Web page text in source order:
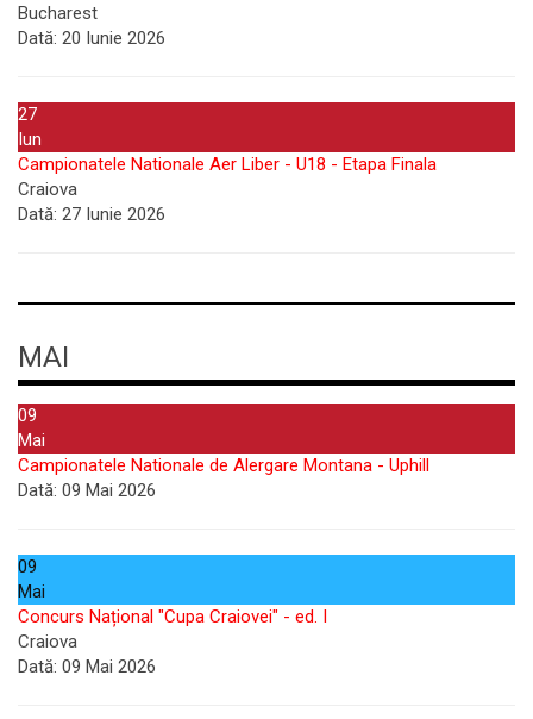
Bucharest
Dată: 20 Iunie 2026
27
Iun
Campionatele Nationale Aer Liber - U18 - Etapa Finala
Craiova
Dată: 27 Iunie 2026
MAI
09
Mai
Campionatele Nationale de Alergare Montana - Uphill
Dată: 09 Mai 2026
09
Mai
Concurs Național "Cupa Craiovei" - ed. I
Craiova
Dată: 09 Mai 2026